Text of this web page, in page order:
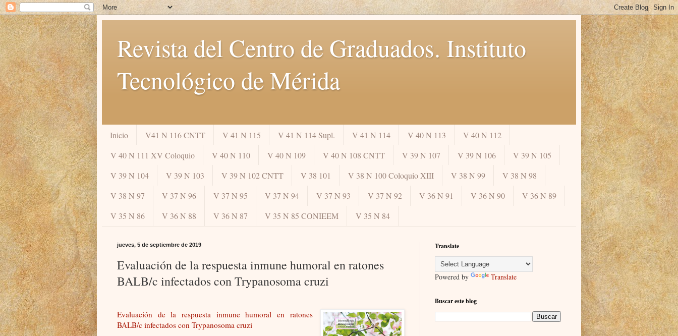
Revista del Centro de Graduados. Instituto
Tecnológico de Mérida
Inicio V41 N 116 CNTT V 41 N 115 V 41 N 114 Supl. V 41 N 114 V 40 N 113
V 40 N 112
V 40 N 111 XV Coloquio
V 40 N 110 V 40 N 109 V 40 N 108 CNTT V 39 N 107 V 39 N 106
V 39 N 105
V 39 N 104
V 39 N 103 V 39 N 102 CNTT V 38 101 V 38 N 100 Coloquio XIII V 38 N 99
V 38 N 98
V 38 N 97
V 37 N 96 V 37 N 95 V 37 N 94 V 37 N 93 V 37 N 92 V 36 N 91 V 36 N 90
V 36 N 89
V 35 N 86
V 36 N 88 V 36 N 87 V 35 N 85 CONIEEM V 35 N 84
jueves, 5 de septiembre de 2019
Evaluación de la respuesta inmune humoral en ratones
BALB/c infectados con Trypanosoma cruzi
Evaluación de la respuesta inmune humoral en ratones
BALB/c infectados con Trypanosoma cruzi
Translate
Powered by Translate
Buscar este blog